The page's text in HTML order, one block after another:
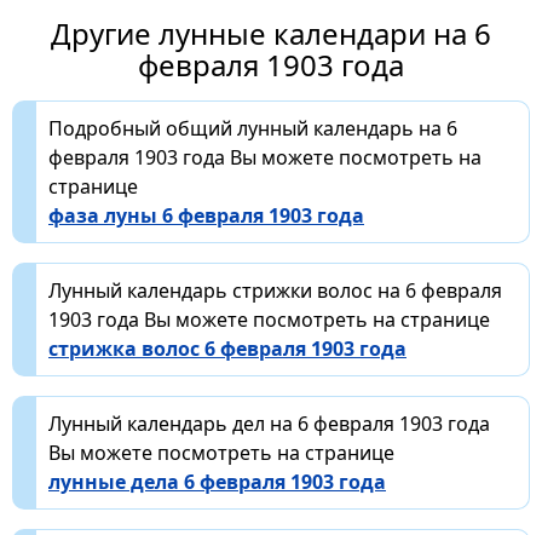
Другие лунные календари на 6
февраля 1903 года
Подробный общий лунный календарь на 6
февраля 1903 года Вы можете посмотреть на
странице
фаза луны 6 февраля 1903 года
Лунный календарь стрижки волос на 6 февраля
1903 года Вы можете посмотреть на странице
стрижка волос 6 февраля 1903 года
Лунный календарь дел на 6 февраля 1903 года
Вы можете посмотреть на странице
лунные дела 6 февраля 1903 года